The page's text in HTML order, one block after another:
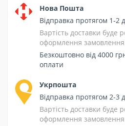
Нова Пошта
Відправка протягом 1-2
Вартість доставки буде
оформлення замовлення
Безкоштовно від 4000
оплати
Укрпошта
Відправка протягом 2-3
Вартість доставки буде
оформлення замовлення